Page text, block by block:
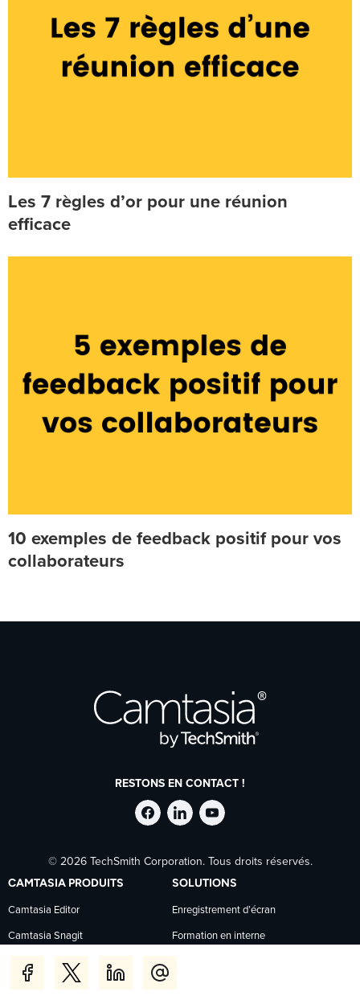
Les 7 règles d’or pour une réunion
efficace
10 exemples de feedback positif pour vos
collaborateurs
RESTONS EN CONTACT !
Suivre
TechSmith
sur
Facebook
Suivre
TechSmith
sur
LinkedIn
Suivre
TechSmith
sur
YouTube
© 2026 TechSmith Corporation. Tous droits réservés.
CAMTASIA PRODUITS
Camtasia Editor
Camtasia Snagit
Camtasia Audiate
SOLUTIONS
Enregistrement d’écran
Formation en interne